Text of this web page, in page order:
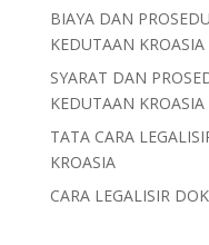
BIAYA DAN
KEDUTAAN KROASIA
SYARAT DAN
KEDUTAAN KROASIA
TATA CARA
KROASIA
CARA LEGALISIR